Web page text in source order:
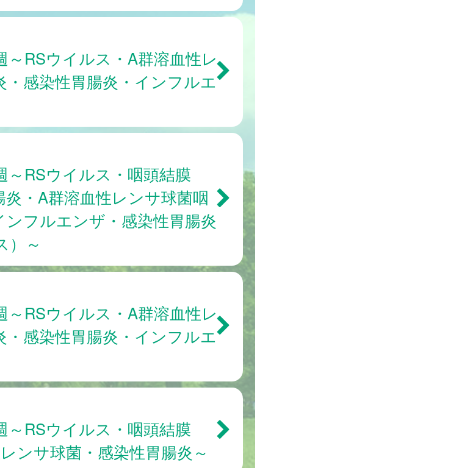
～RSウイルス・A群溶血性レ
・感染性胃腸炎・インフルエ
～RSウイルス・咽頭結膜
炎・A群溶血性レンサ球菌咽
ンフルエンザ・感染性胃腸炎
）～
～RSウイルス・A群溶血性レ
・感染性胃腸炎・インフルエ
～RSウイルス・咽頭結膜
ンサ球菌・感染性胃腸炎～